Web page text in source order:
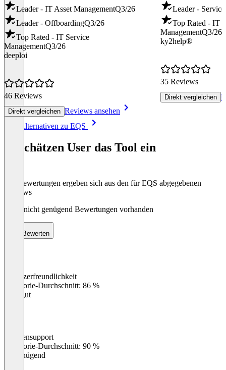
Leader - IT Asset ManagementQ3/26
Leader - OffboardingQ3/26
Top Rated - IT Service
ManagementQ3/26
deeploi
46 Reviews
Direkt vergleichen Reviews ansehen
Leader -
Top Rated - IT
ManagementQ3/26
ky2help®
35 Reviews
Direkt vergleichen
Alle Alternativen zu EQS
So schätzen User das Tool ein
Die Bewertungen ergeben sich aus den für EQS abgegebenen
Reviews
Noch nicht genügend Bewertungen vorhanden
Bewerten
Benutzerfreundlichkeit
Kategorie-Durchschnitt: 86 %
Sehr gut
Kundensupport
Kategorie-Durchschnitt: 90 %
Ungenügend